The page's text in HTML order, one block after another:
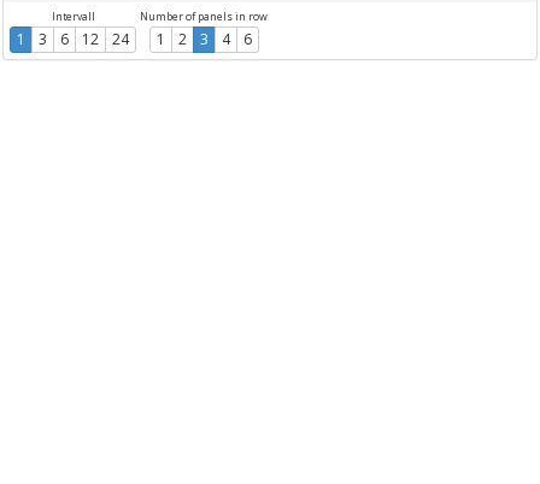
Intervall
1 3 6 12 24
Number of panels in row
1 2 3 4 6